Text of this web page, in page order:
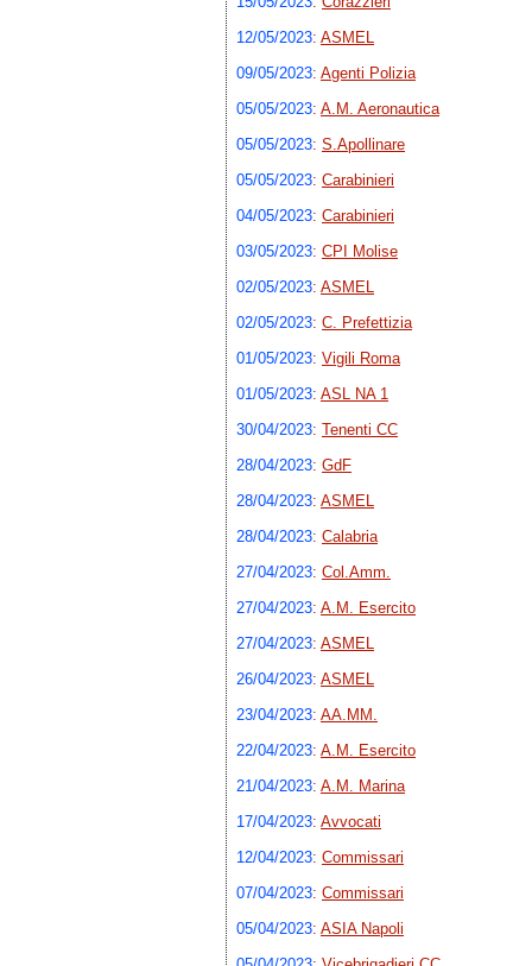
12/05/2023: ASMEL
09/05/2023: Agenti Polizia
05/05/2023: A.M. Aeronautica
05/05/2023: S.Apollinare
05/05/2023: Carabinieri
04/05/2023: Carabinieri
03/05/2023: CPI Molise
02/05/2023: ASMEL
02/05/2023: C. Prefettizia
01/05/2023: Vigili Roma
01/05/2023: ASL NA 1
30/04/2023: Tenenti CC
28/04/2023: GdF
28/04/2023: ASMEL
28/04/2023: Calabria
27/04/2023: Col.Amm.
27/04/2023: A.M. Esercito
27/04/2023: ASMEL
26/04/2023: ASMEL
23/04/2023: AA.MM.
22/04/2023: A.M. Esercito
21/04/2023: A.M. Marina
17/04/2023: Avvocati
12/04/2023: Commissari
07/04/2023: Commissari
05/04/2023: ASIA Napoli